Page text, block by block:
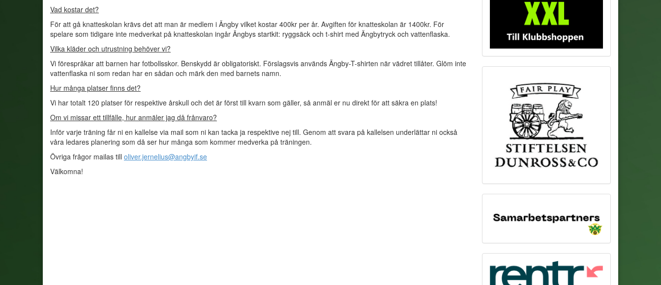
Vad kostar det?
För att gå knatteskolan krävs det att man är medlem i Ängby vilket kostar 400kr per år. Avgiften för knatteskolan är 1400kr. För
spelare som tidigare inte medverkat på knatteskolan ingår Ängbys startkit: ryggsäck och t-shirt med Ängbytryck och vattenflaska.
Vilka kläder och utrustning behöver vi?
Vi förespråkar att barnen har fotbollsskor. Benskydd är obligatoriskt. Förslagsvis används Ängby-T-shirten när vädret tillåter. Glöm inte
vattenflaska ni som redan har en sådan och märk den med barnets namn.
Hur många platser finns det?
Vi har totalt 120 platser för respektive årskull och det är först till kvarn som gäller, så anmäl er nu direkt för att säkra en plats!
Om vi missar ett tillfälle, hur anmäler jag då frånvaro?
Inför varje träning får ni en kallelse via mail som ni kan tacka ja respektive nej till. Genom att svara på kallelsen underlättar ni också
våra ledares planering som då ser hur många som kommer medverka på träningen.
Övriga frågor mailas till oliver.jernelius@angbyif.se
Välkomna!